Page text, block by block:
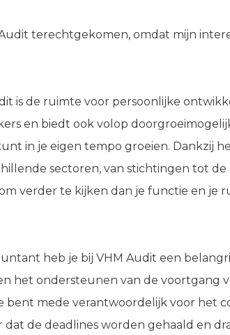
terechtgekomen, omdat mijn
is de ruimte voor persoonlijke
en biedt ook volop
in je eigen tempo groeien. Dankzij
sectoren, van stichtingen tot de
verder te kijken dan je functie en je
heb je bij VHM Audit een
het ondersteunen van de voortgang
bent mede verantwoordelijk voor het
de deadlines worden gehaald en